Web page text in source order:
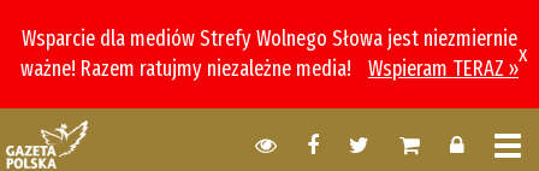
Wsparcie dla mediów Strefy Wolnego Słowa jest niezmiernie
ważne! Razem ratujmy niezależne media!
Wspieram TERAZ »
x